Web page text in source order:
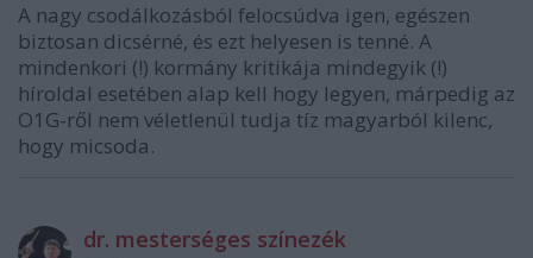
A nagy csodálkozásból felocsúdva igen, egészen
biztosan dicsérné, és ezt helyesen is tenné. A
mindenkori (!) kormány kritikája mindegyik (!)
híroldal esetében alap kell hogy legyen, márpedig az
O1G-ről nem véletlenül tudja tíz magyarból kilenc,
hogy micsoda.
dr. mesterséges színezék